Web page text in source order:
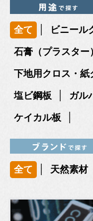
全て | ビニール
石膏（プラスター
下地用クロス・紙
塩ビ鋼板 | ガル
ケイカル板 |
全て | 天然素材